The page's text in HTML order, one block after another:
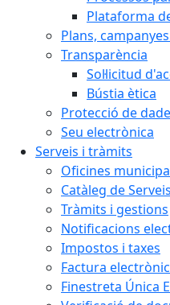
Plataforma
Plans,
Transparència
Sol·licitud
Bústia ètica
Protecció de
Seu electrònica
Serveis i tràmits
Oficines
Catàleg de Serveis
Tràmits i gestions
Notificacions
Impostos i taxes
Factura
Finestreta Única